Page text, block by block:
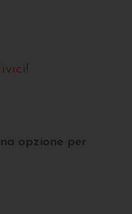
opzione per